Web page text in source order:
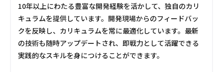
10年以上にわたる豊富な開発経験を活かして、独自のカリ
キュラムを提供しています。開発現場からのフィードバッ
クを反映し、カリキュラムを常に最適化しています。最新
の技術も随時アップデートされ、即戦力として活躍できる
実践的なスキルを身につけることができます。